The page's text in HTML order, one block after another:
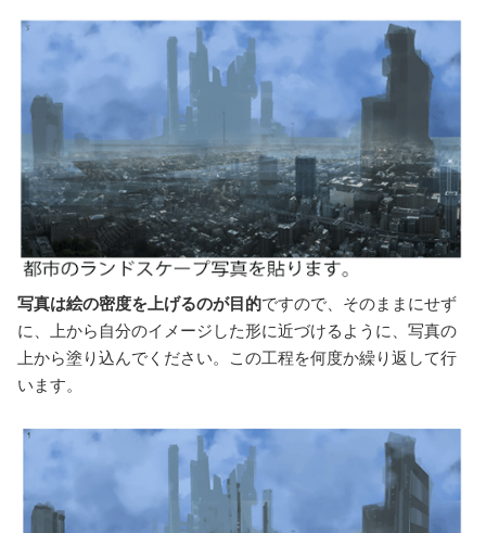
写真は絵の密度を上げるのが目的ですので、そのままにせず
に、上から自分のイメージした形に近づけるように、写真の
上から塗り込んでください。この工程を何度か繰り返して行
います。